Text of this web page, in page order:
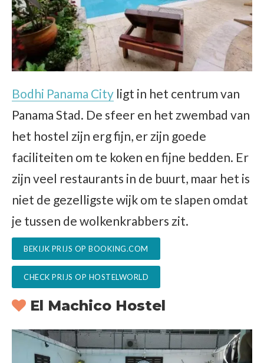
Bodhi Panama City ligt in het centrum van
Panama Stad. De sfeer en het zwembad van
het hostel zijn erg fijn, er zijn goede
faciliteiten om te koken en fijne bedden. Er
zijn veel restaurants in de buurt, maar het is
niet de gezelligste wijk om te slapen omdat
je tussen de wolkenkrabbers zit.
BEKIJK PRIJS OP BOOKING.COM
CHECK PRIJS OP HOSTELWORLD
El Machico Hostel